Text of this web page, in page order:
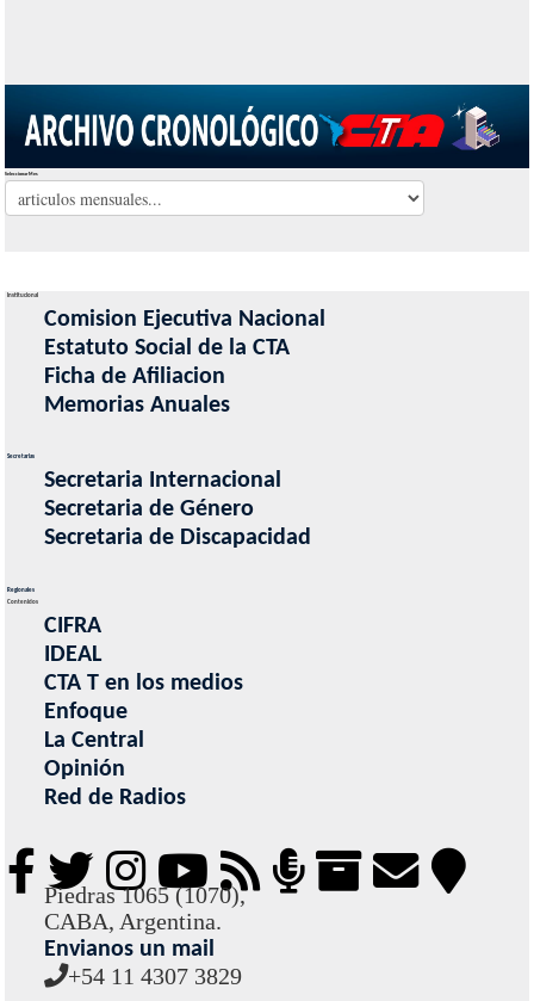
Seleccionar Mes
Institucional
Comision Ejecutiva Nacional
Estatuto Social de la CTA
Ficha de Afiliacion
Memorias Anuales
Secretarias
Secretaria Internacional
Secretaria de Género
Secretaria de Discapacidad
Regionales
Contenidos
CIFRA
IDEAL
CTA T en los medios
Enfoque
La Central
Opinión
Red de Radios
Piedras 1065 (1070),
CABA, Argentina.
Envianos un mail
+54 11 4307 3829